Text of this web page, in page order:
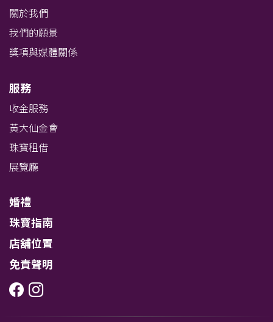
關於我們
我們的願景
獎項與媒體關係
服務
收金服務
黃大仙金會
珠寶租借
展覽廳
婚禮
珠寶指南
店舖位置
免責聲明